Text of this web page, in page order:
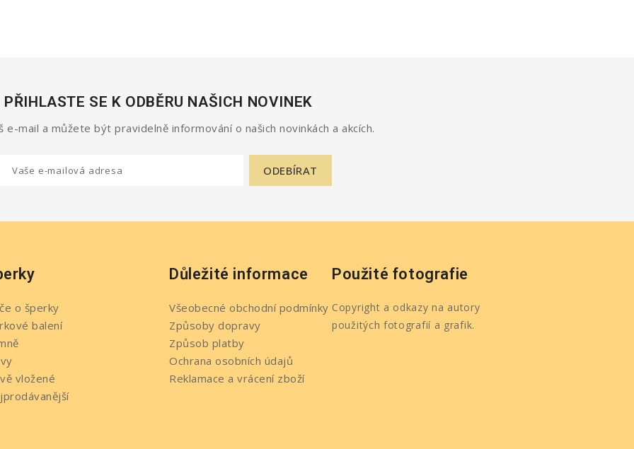
PŘIHLASTE SE K ODBĚRU NAŠICH NOVINEK
e-mail a můžete být pravidelně informování o našich novinkách a akcích.
o šperky
balení
vložené
Důležité informace
Všeobecné obchodní podmínky
Způsoby dopravy
Způsob platby
Ochrana osobních údajů
Reklamace a vrácení zboží
Použité fotografie
Copyright a odkazy na autory
použitých fotografií a grafik.